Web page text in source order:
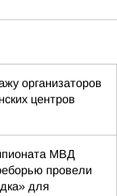
организаторов
центров
МВД
провели
для